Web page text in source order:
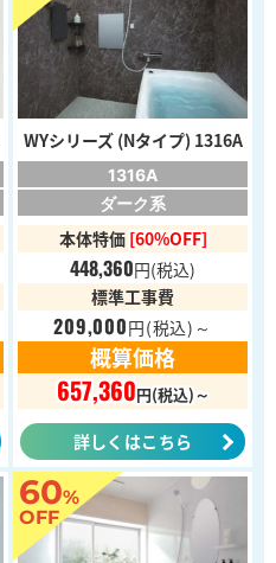
WYシリーズ (Nタイプ) 1316A
1316A
ダーク系
本体特価 [60%OFF]
448,360円(税込)
標準工事費
209,000円(税込)～
概算価格
657,360円(税込)～
詳しくはこちら
60%
OFF